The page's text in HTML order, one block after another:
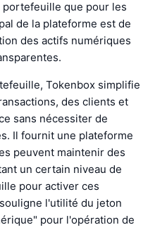
que pour les
de la plateforme est de
des actifs numériques
Tokenbox simplifie
des clients et
sans nécessiter de
Il fournit une plateforme
peuvent maintenir des
un certain niveau de
pour activer ces
l'utilité du jeton
pour l'opération de